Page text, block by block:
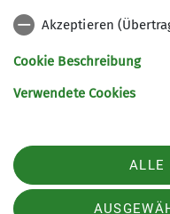
Aktuelles
88400 Biberach
Telefon +4973513207575
Akzeptieren
Cookie Beschreibung
Verwendete Cookies
ALLE